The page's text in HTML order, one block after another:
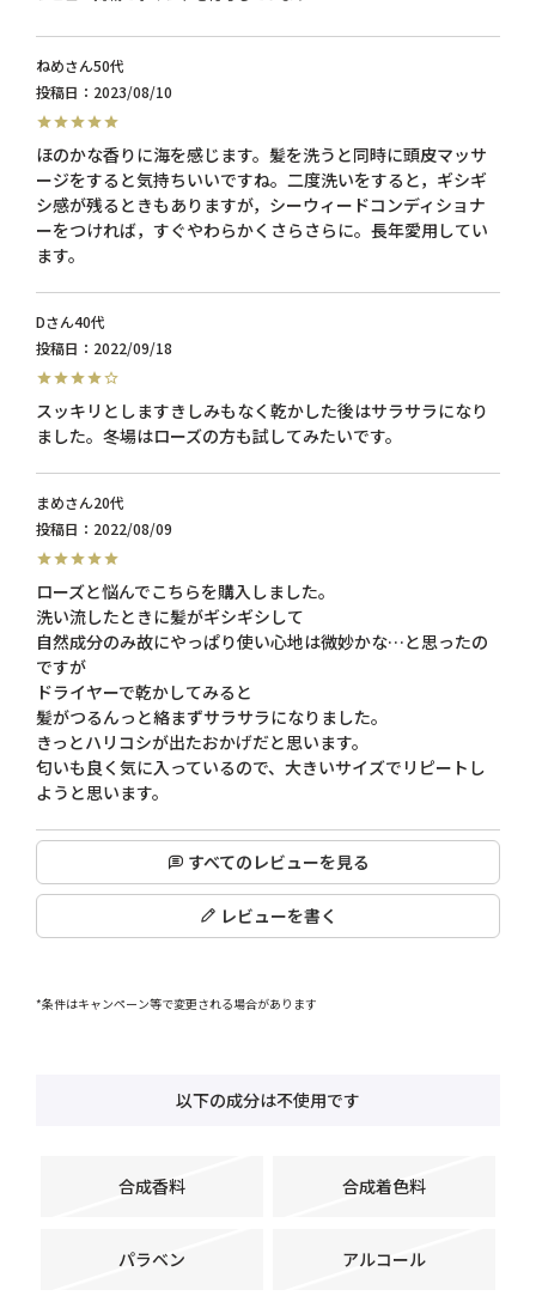
ねめ
50代
投稿日
2023/08/10
ほのかな香りに海を感じます。髪を洗うと同時に頭皮マッサ
ージをすると気持ちいいですね。二度洗いをすると，ギシギ
シ感が残るときもありますが，シーウィードコンディショナ
ーをつければ，すぐやわらかくさらさらに。長年愛用してい
ます。
D
40代
投稿日
2022/09/18
スッキリとしますきしみもなく乾かした後はサラサラになり
ました。冬場はローズの方も試してみたいです。
まめ
20代
投稿日
2022/08/09
ローズと悩んでこちらを購入しました。
洗い流したときに髪がギシギシして
自然成分のみ故にやっぱり使い心地は微妙かな…と思ったの
ですが
ドライヤーで乾かしてみると
髪がつるんっと絡まずサラサラになりました。
きっとハリコシが出たおかげだと思います。
匂いも良く気に入っているので、大きいサイズでリピートし
ようと思います。
すべてのレビューを見る
レビューを書く
*条件はキャンペーン等で変更される場合があります
以下の成分は不使用です
合成香料 合成着色料
パラベン アルコール